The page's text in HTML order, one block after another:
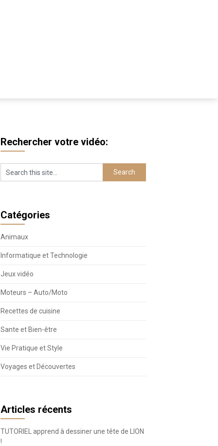
Rechercher votre vidéo:
Catégories
Animaux
Informatique et Technologie
Jeux vidéo
Moteurs – Auto/Moto
Recettes de cuisine
Sante et Bien-être
Vie Pratique et Style
Voyages et Découvertes
Articles récents
TUTORIEL apprend à dessiner une tête de LION
!